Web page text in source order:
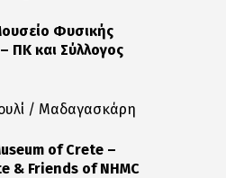
Φυσικής
ΠΚ και Σύλλογος
/ Μαδαγασκάρη
of Crete –
& Friends of NHMC